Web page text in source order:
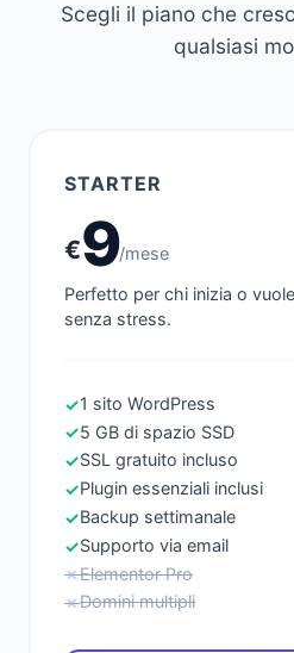
Scegli il piano che
qualsiasi
STARTER
€9/mese
Perfetto per chi inizia o
senza stress.
✓1 sito WordPress
✓5 GB di spazio SSD
✓SSL gratuito incluso
✓Plugin essenziali inclusi
✓Backup settimanale
✓Supporto via email
✗Elementor Pro
✗Domini multipli